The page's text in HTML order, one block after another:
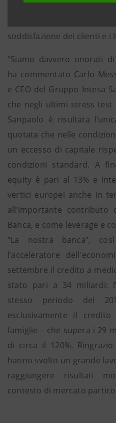
costante introduzione di
soddisfazione dei clienti e
“Siamo davvero onorati
ha commentato Carlo
e CEO del Gruppo Intesa
che negli ultimi stress
Sanpaolo è risultata
quotata che nelle
un eccesso di capitale
condizioni standard. A
equity è pari al 13% e
vertici europei anche in
all’importante
Banca, e come leverage e
“La nostra banca”,
l’acceleratore
settembre il credito a
stato pari a 34 miliardi:
stesso periodo del
esclusivamente il
famiglie – che supera i 29
di circa il 120%.
hanno svolto un grande
raggiungere risultati
contesto di mercato